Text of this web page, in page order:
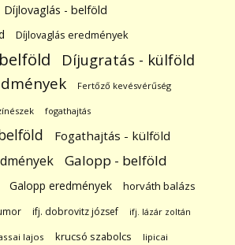
Díjlovaglás - belföld
Díjlovaglás eredmények
Díjugratás - külföld
Fertőző kevésvérűség
fogathajtás
Fogathajtás - külföld
Galopp - belföld
Galopp eredmények horváth balázs
ifj. dobrovitz józsef ifj. lázár zoltán
lajos krucsó szabolcs lipicai